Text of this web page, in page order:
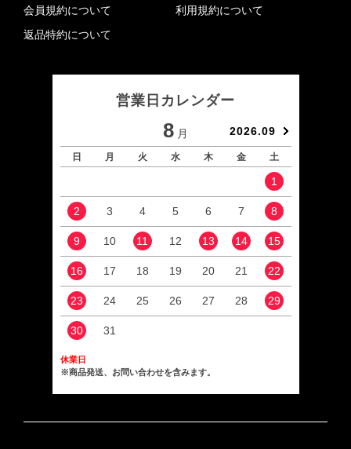
会員規約について
返品特約について
利用規約について
営業日カレンダー
8 月 2026.09
日 月 火 水 木 金 土
1
2 3 4 5 6 7 8
9 10 11 12 13 14 15
16 17 18 19 20 21 22
23 24 25 26 27 28 29
30 31
休業日
※商品発送、お問い合わせを含みます。